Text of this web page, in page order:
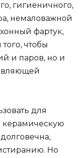
гигиеничного,
немаловажной
фартук,
чтобы
и паров, но и
для
керамическую
Но